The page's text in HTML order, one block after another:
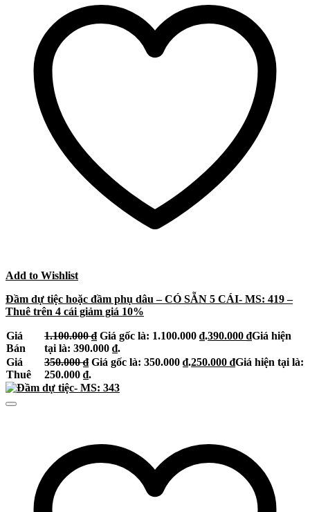
Add to Wishlist
Đầm dự tiệc hoặc đầm phụ dâu – CÓ SẴN 5 CÁI- MS: 419 –
Thuê trên 4 cái giảm giá 10%
Giá
Bán
1.100.000₫ Giá gốc là: 1.100.000 ₫.390.000 ₫Giá hiện
tại là: 390.000 ₫.
Giá
Thuê
350.000₫ Giá gốc là: 350.000 ₫.250.000 ₫Giá hiện tại là:
250.000 ₫.